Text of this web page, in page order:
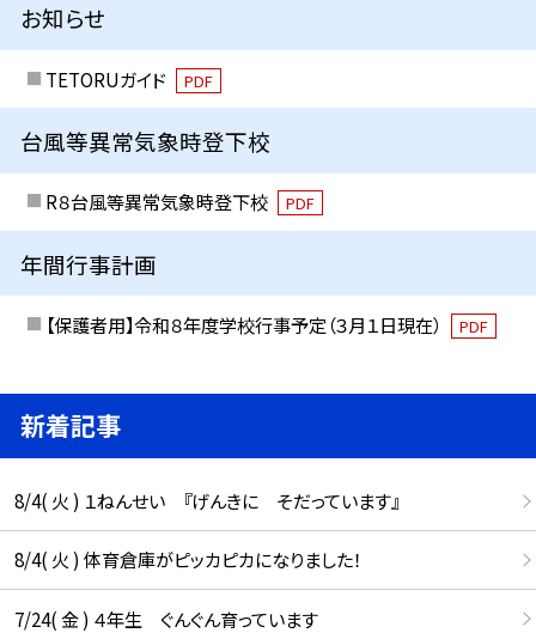
お知らせ
TETORUガイド PDF
台風等異常気象時登下校
R８台風等異常気象時登下校 PDF
年間行事計画
【保護者用】令和８年度学校行事予定（３月１日現在） PDF
新着記事
8/4( 火 ) １ねんせい 『げんきに そだっています』
8/4( 火 ) 体育倉庫がピッカピカになりました！
7/24( 金 ) ４年生 ぐんぐん育っています